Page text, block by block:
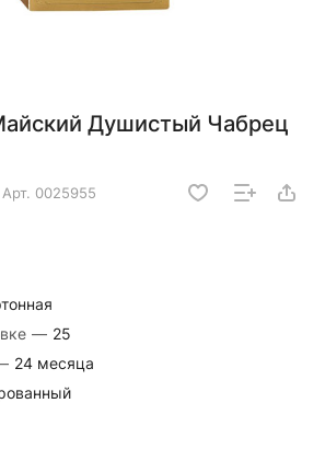
Душистый Чабрец
Арт. 0025955
— 25
24 месяца